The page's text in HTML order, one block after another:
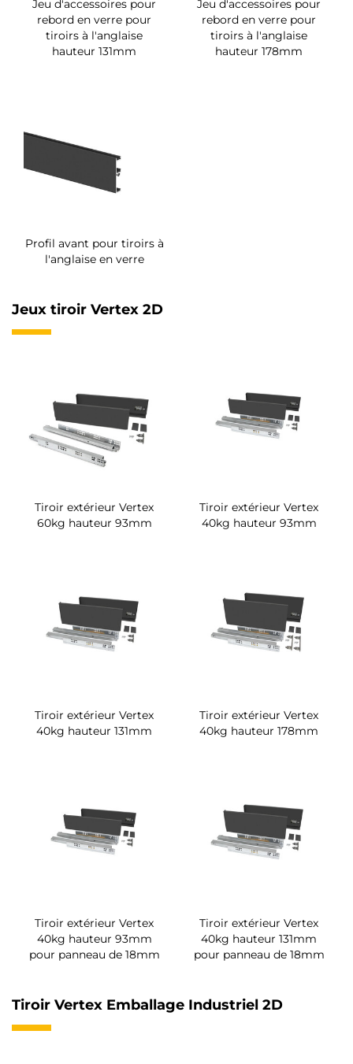
Jeu d'accessoires pour
rebord en verre pour
tiroirs à l'anglaise
hauteur 131mm
Jeu d'accessoires pour
rebord en verre pour
tiroirs à l'anglaise
hauteur 178mm
Profil avant pour tiroirs à
l'anglaise en verre
Jeux tiroir Vertex 2D
Tiroir extérieur Vertex
60kg hauteur 93mm
Tiroir extérieur Vertex
40kg hauteur 93mm
Tiroir extérieur Vertex
40kg hauteur 131mm
Tiroir extérieur Vertex
40kg hauteur 178mm
Tiroir extérieur Vertex
40kg hauteur 93mm
pour panneau de 18mm
Tiroir extérieur Vertex
40kg hauteur 131mm
pour panneau de 18mm
Tiroir Vertex Emballage Industriel 2D